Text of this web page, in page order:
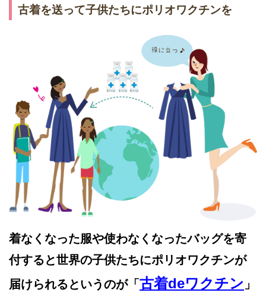
古着を送って子供たちにポリオワクチンを
着なくなった服や使わなくなったバッグを寄
付すると世界の子供たちにポリオワクチンが
届けられるというのが「 古着deワクチン 」